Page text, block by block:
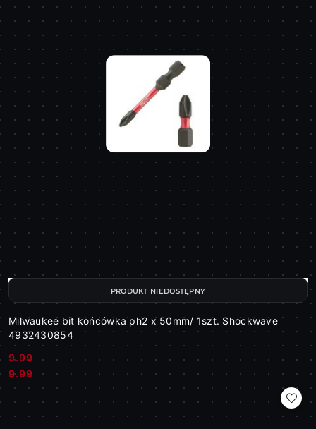
Milwaukee bit końcówka ph2 x 50mm/ 1szt. Shockwave
4932430854
Cena:
9.99
Cena:
9.99
PRODUKT NIEDOSTĘPNY